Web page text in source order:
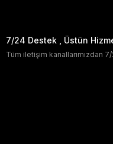
7/24 Destek , Üstün
Tüm iletişim kanallarımızdan